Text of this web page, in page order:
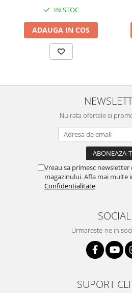
IN STOC
ADAUGA IN COS
Nu rata ofertele si
Vreau sa primesc
magazinului. Afla mai multe
Confidentialitate
SOCIAL
Urmareste-ne in
SUPORT